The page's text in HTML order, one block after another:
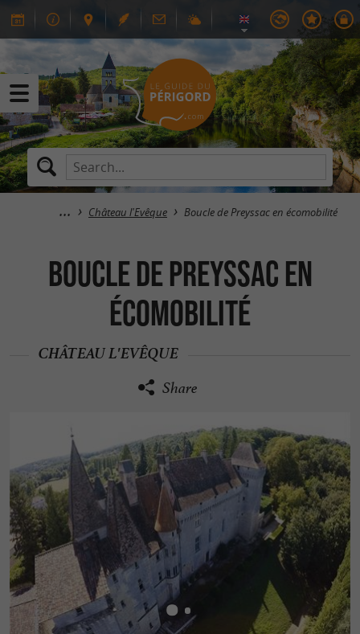
Château l'Evêque Boucle de Preyssac en écomobilité
Boucle de Preyssac en
écomobilité
CHÂTEAU L'EVÊQUE
Share